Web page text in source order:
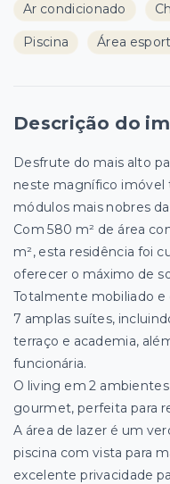
Ar condicionado
Piscina Área
Descrição do
Desfrute do mais alto
neste magnífico imóvel
módulos mais nobres
Com 580 m² de área
m², esta residência foi
oferecer o máximo de
Totalmente mobiliado
7 amplas suítes,
terraço e academia,
funcionária.
O living em 2
gourmet, perfeita para
A área de lazer é um
piscina com vista para
excelente privacidade